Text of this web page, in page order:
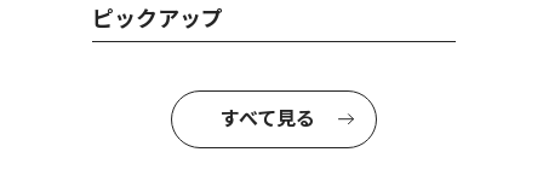
ピックアップ
すべて見る